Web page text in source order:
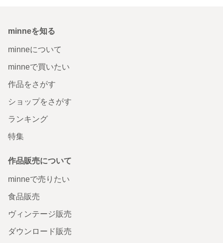
minneを知る
minneについて
minneで買いたい
作品をさがす
ショップをさがす
ランキング
特集
作品販売について
minneで売りたい
食品販売
ヴィンテージ販売
ダウンロード販売